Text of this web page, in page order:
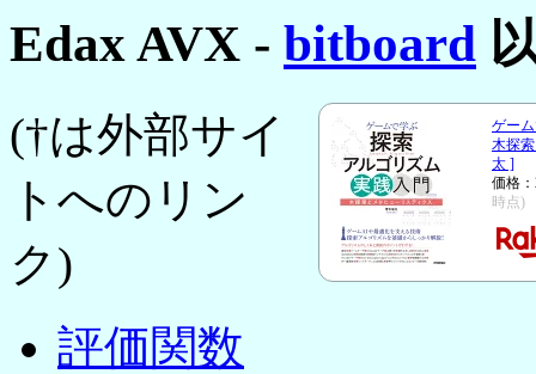
Edax AVX - bitboard
ゲー
木探
太 ]
価格
時点)
(†は外部サイ
トへのリン
ク)
評価関数